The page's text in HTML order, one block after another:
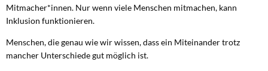
Mitmacher*innen. Nur wenn viele Menschen mitmachen, kann
Inklusion funktionieren.
Menschen, die genau wie wir wissen, dass ein Miteinander trotz
mancher Unterschiede gut möglich ist.